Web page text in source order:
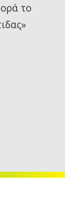
το